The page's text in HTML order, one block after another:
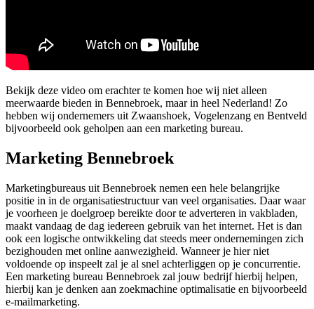
Bekijk deze video om erachter te komen hoe wij niet alleen
meerwaarde bieden in Bennebroek, maar in heel Nederland! Zo
hebben wij ondernemers uit Zwaanshoek, Vogelenzang en Bentveld
bijvoorbeeld ook geholpen aan een marketing bureau.
Marketing Bennebroek
Marketingbureaus uit Bennebroek nemen een hele belangrijke
positie in in de organisatiestructuur van veel organisaties. Daar waar
je voorheen je doelgroep bereikte door te adverteren in vakbladen,
maakt vandaag de dag iedereen gebruik van het internet. Het is dan
ook een logische ontwikkeling dat steeds meer ondernemingen zich
bezighouden met online aanwezigheid. Wanneer je hier niet
voldoende op inspeelt zal je al snel achterliggen op je concurrentie.
Een marketing bureau Bennebroek zal jouw bedrijf hierbij helpen,
hierbij kan je denken aan zoekmachine optimalisatie en bijvoorbeeld
e-mailmarketing.